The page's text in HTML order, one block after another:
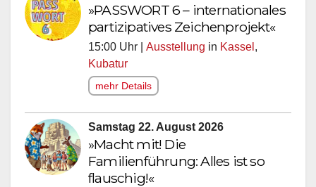
»PASSWORT 6 – internationales
partizipatives Zeichenprojekt«
15:00 Uhr | Ausstellung in Kassel ,
Kubatur
mehr Details
Samstag 22. August 2026
»Macht mit! Die
Familienführung: Alles ist so
flauschig!«